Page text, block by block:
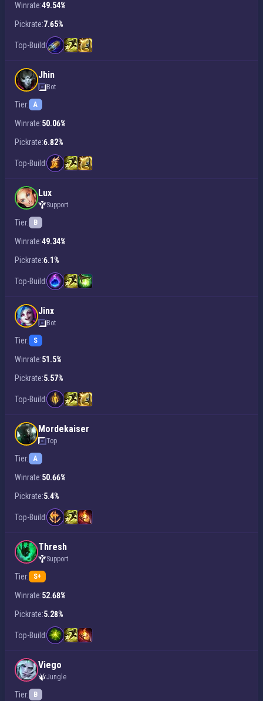
Winrate:49.54%
Pickrate:7.65%
Top-Build:
Jhin
Bot
Tier: A
Winrate:50.06%
Pickrate:6.82%
Top-Build:
Lux
Support
Tier: B
Winrate:49.34%
Pickrate:6.1%
Top-Build:
Jinx
Bot
Tier: S
Winrate:51.5%
Pickrate:5.57%
Top-Build:
Mordekaiser
Top
Tier: A
Winrate:50.66%
Pickrate:5.4%
Top-Build:
Thresh
Support
Tier: S+
Winrate:52.68%
Pickrate:5.28%
Top-Build:
Viego
Jungle
Tier: B